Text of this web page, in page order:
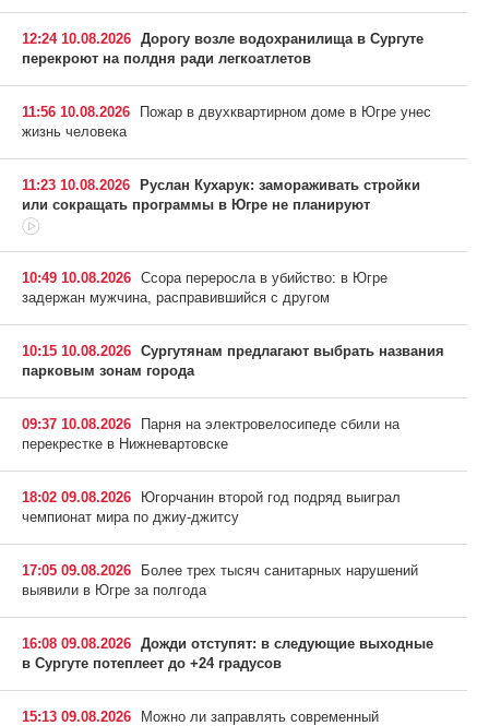
12:24 10.08.2026 Дорогу возле водохранилища в Сургуте
перекроют на полдня ради легкоатлетов
11:56 10.08.2026
Пожар в двухквартирном доме в Югре унес
жизнь человека
11:23 10.08.2026 Руслан Кухарук: замораживать стройки
или сокращать программы в Югре не планируют
10:49 10.08.2026 Ссора переросла в убийство: в Югре
задержан мужчина, расправившийся с другом
10:15 10.08.2026 Сургутянам предлагают выбрать названия
парковым зонам города
09:37 10.08.2026
Парня на электровелосипеде сбили на
перекрестке в Нижневартовске
18:02 09.08.2026
Югорчанин второй год подряд выиграл
чемпионат мира по джиу-джитсу
17:05 09.08.2026
Более трех тысяч санитарных нарушений
выявили в Югре за полгода
16:08 09.08.2026 Дожди отступят: в следующие выходные
в Сургуте потеплеет до +24 градусов
15:13 09.08.2026
Можно ли заправлять современный